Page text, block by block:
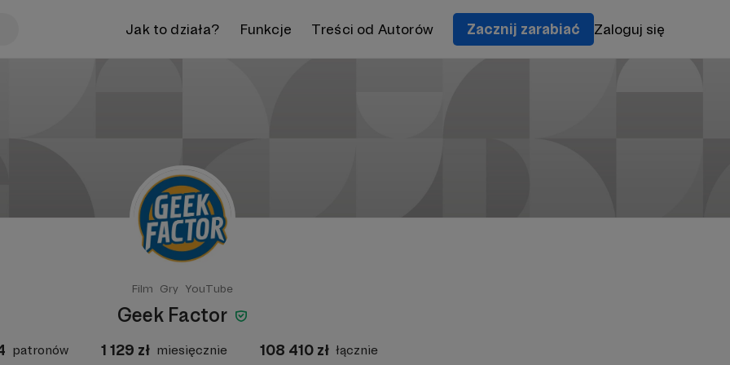
Jak to działa? Funkcje Treści od Autorów Zacznij zarabiać Zaloguj się
Film Gry YouTube
Geek Factor
patronów 1 129 zł miesięcznie 108 410 zł łącznie